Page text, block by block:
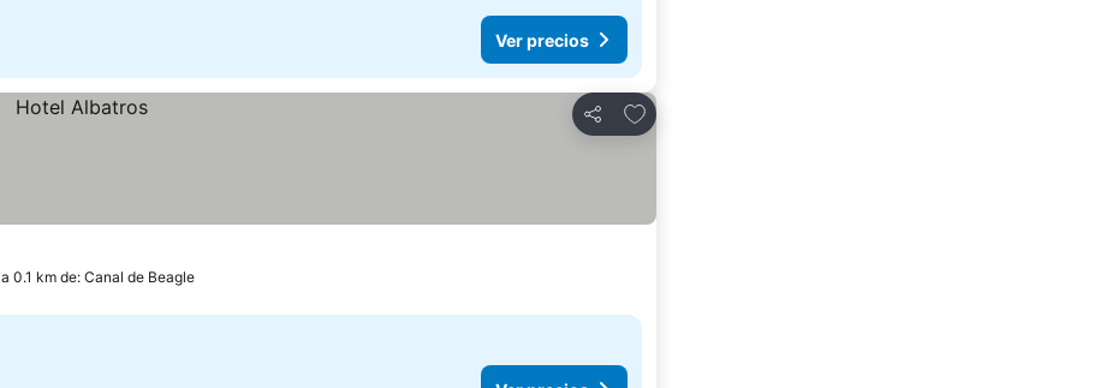
Ver precios
Compartir
Añadir a favoritos
a 0.1 km de: Canal de Beagle